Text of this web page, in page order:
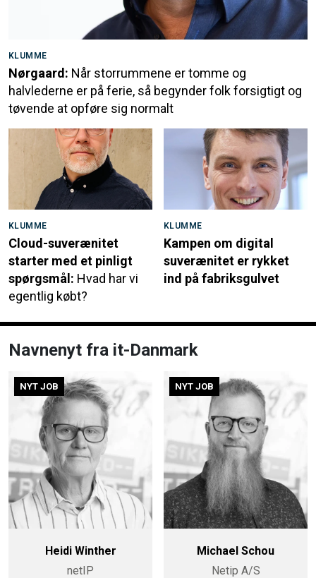
KLUMME
Nørgaard: Når storrummene er tomme og
halvlederne er på ferie, så begynder folk forsigtigt og
tøvende at opføre sig normalt
KLUMME
Cloud-suverænitet
starter med et pinligt
spørgsmål: Hvad har vi
egentlig købt?
KLUMME
Kampen om digital
suverænitet er rykket
ind på fabriksgulvet
Navnenyt fra it-Danmark
NYT JOB
Heidi Winther
netIP
NYT JOB
Michael Schou
Netip A/S